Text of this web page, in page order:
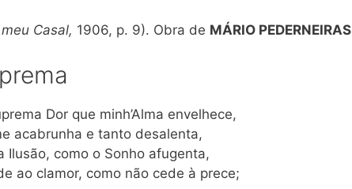
Casal, 1906, p. 9). Obra de MÁRIO PEDERNEIRAS
Dor que minh’Alma envelhece,
acabrunha e tanto desalenta,
Ilusão, como o Sonho afugenta,
ao clamor, como não cede à prece;